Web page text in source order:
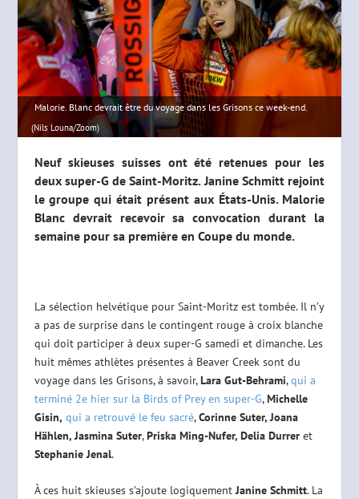
Malorie. Blanc devrait être du voyage dans les Grisons ce week-end.
(Nils Louna/Zoom)
Neuf skieuses suisses ont été retenues pour les
deux super-G de Saint-Moritz. Janine Schmitt rejoint
le groupe qui était présent aux États-Unis. Malorie
Blanc devrait recevoir sa convocation durant la
semaine pour sa première en Coupe du monde.
La sélection helvétique pour Saint-Moritz est tombée. Il n’y
a pas de surprise dans le contingent rouge à croix blanche
qui doit participer à deux super-G samedi et dimanche. Les
huit mêmes athlètes présentes à Beaver Creek sont du
voyage dans les Grisons, à savoir,Lara Gut-Behrami,qui a
terminé 2e hier sur la Birds of Prey en super-G,Michelle
Gisin, qui a retrouvé le feu sacré,Corinne Suter, Joana
Hählen, Jasmina Suter,Priska Ming-Nufer, Delia Durrer et
Stephanie Jenal.
À ces huit skieuses s’ajoute logiquementJanine Schmitt. La